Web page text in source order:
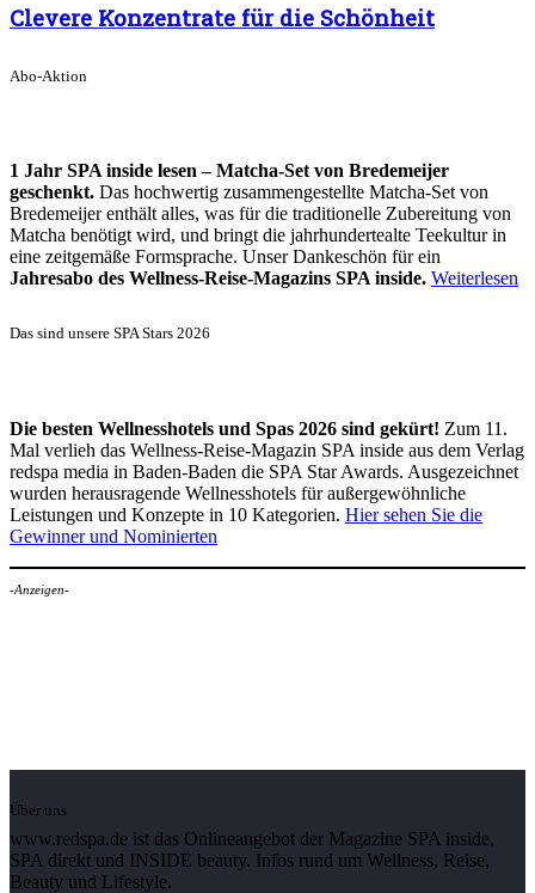
Clevere Konzentrate für die Schönheit
Abo-Aktion
1 Jahr SPA inside lesen – Matcha-Set von Bredemeijer
geschenkt. Das hochwertig zusammengestellte Matcha-Set von
Bredemeijer enthält alles, was für die traditionelle Zubereitung von
Matcha benötigt wird, und bringt die jahrhundertealte Teekultur in
eine zeitgemäße Formsprache. Unser Dankeschön für ein
Jahresabo des Wellness-Reise-Magazins SPA inside. Weiterlesen
Das sind unsere SPA Stars 2026
Die besten Wellnesshotels und Spas 2026 sind gekürt! Zum 11.
Mal verlieh das Wellness-Reise-Magazin SPA inside aus dem Verlag
redspa media in Baden-Baden die SPA Star Awards. Ausgezeichnet
wurden herausragende Wellnesshotels für außergewöhnliche
Leistungen und Konzepte in 10 Kategorien. Hier sehen Sie die
Gewinner und Nominierten
-Anzeigen-
Über uns
www.redspa.de ist das Onlineangebot der Magazine SPA inside,
SPA direkt und INSIDE beauty. Infos rund um Wellness, Reise,
Beauty und Lifestyle.